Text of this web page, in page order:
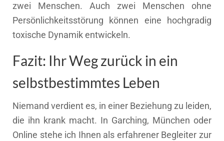
zwei Menschen. Auch zwei Menschen ohne
Persönlichkeitsstörung können eine hochgradig
toxische Dynamik entwickeln.
Fazit: Ihr Weg zurück in ein
selbstbestimmtes Leben
Niemand verdient es, in einer Beziehung zu leiden,
die ihn krank macht. In Garching, München oder
Online stehe ich Ihnen als erfahrener Begleiter zur